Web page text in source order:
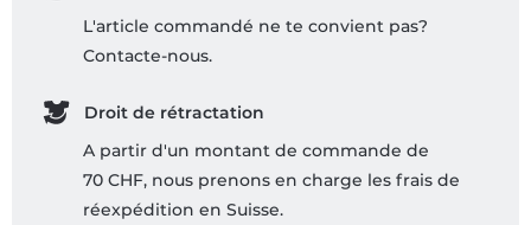
L'article commandé ne te convient pas?
Contacte-nous.
Droit de rétractation
A partir d'un montant de commande de
70 CHF, nous prenons en charge les frais de
réexpédition en Suisse.